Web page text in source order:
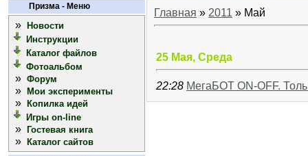
Призма - Меню
»
Новости
Инструкции
Каталог файлов
Фотоальбом
» Форум
» Мои эксперименты
»
Копилка идей
Игры on-line
» Гостевая книга
» Каталог сайтов
Главная » 2011 » Май
25 Мая, Среда
22:28 МегаБОТ ON-OFF.